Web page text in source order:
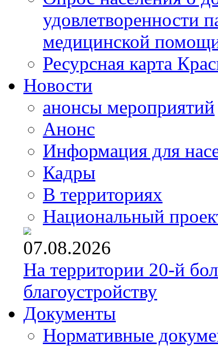
удовлетворенности
медицинской
Ресурсная карта
Новости
анонсы мероприятий
Анонс
Информация для
Кадры
В территориях
Национальный
07.08.2026
На территории 20-й
благоустройству
Документы
Нормативные